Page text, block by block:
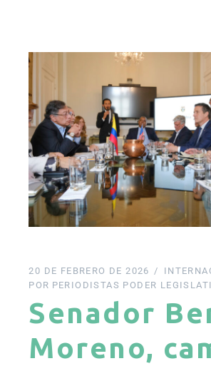
20 DE FEBRERO DE 2026
POR PERIODISTAS PODER
Senador
Moreno,